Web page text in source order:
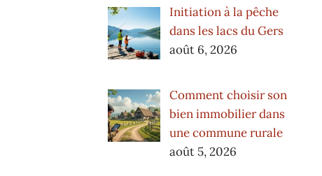
Initiation à la pêche
dans les lacs du Gers
août 6, 2026
Comment choisir son
bien immobilier dans
une commune rurale
août 5, 2026